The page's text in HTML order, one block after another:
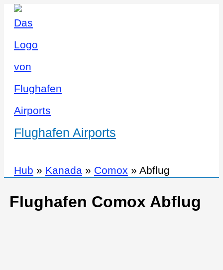
Flughafen Airports
Hub » Kanada » Comox » Abflug
Flughafen Comox Abflug